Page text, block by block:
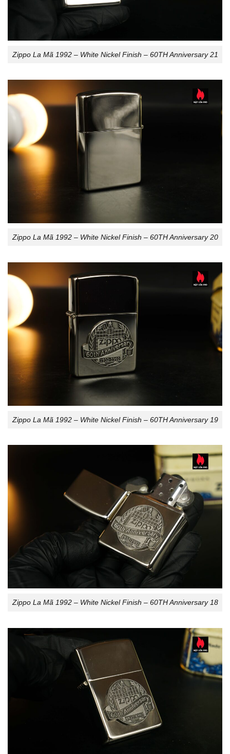
Zippo La Mã 1992 – White Nickel Finish – 60TH Anniversary 21
Zippo La Mã 1992 – White Nickel Finish – 60TH Anniversary 20
Zippo La Mã 1992 – White Nickel Finish – 60TH Anniversary 19
Zippo La Mã 1992 – White Nickel Finish – 60TH Anniversary 18